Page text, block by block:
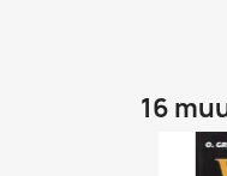
16